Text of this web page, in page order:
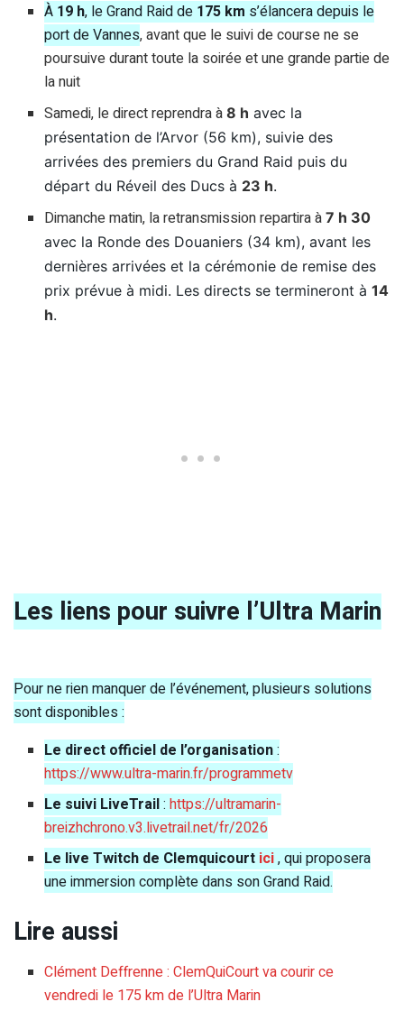
À 19 h, le Grand Raid de 175 km s’élancera depuis le
port de Vannes, avant que le suivi de course ne se
poursuive durant toute la soirée et une grande partie de
la nuit
Samedi, le direct reprendra à8 h avec la
présentation de l’Arvor (56 km), suivie des
arrivées des premiers du Grand Raid puis du
départ du Réveil des Ducs à 23 h.
Dimanche matin, la retransmission repartira à7 h 30
avec la Ronde des Douaniers (34 km), avant les
dernières arrivées et la cérémonie de remise des
prix prévue à midi. Les directs se termineront à14
h.
Les liens pour suivre l’Ultra Marin
Pour ne rien manquer de l’événement, plusieurs solutions
sont disponibles :
Le direct officiel de l’organisation:
https://www.ultra-marin.fr/programmetv
Le suivi LiveTrail:https://ultramarin-
breizhchrono.v3.livetrail.net/fr/2026
Le live Twitch de Clemquicourt ici, qui proposera
une immersion complète dans son Grand Raid.
Lire aussi
Clément Deffrenne : ClemQuiCourt va courir ce
vendredi le 175 km de l’Ultra Marin